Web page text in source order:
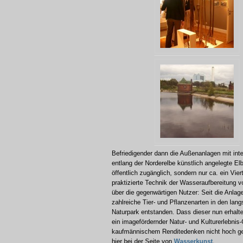
Befriedigender dann die Außenanlagen mit
entlang der Norderelbe künstlich angelegte
öffentlich zugänglich, sondern nur ca. ein
praktizierte Technik der Wasseraufbereitung
über die gegenwärtigen Nutzer: Seit die
zahlreiche Tier- und Pflanzenarten in den
Naturpark entstanden. Dass dieser nun
ein imagefördernder Natur- und
kaufmännischem Renditedenken nicht hoch
hier bei der Seite von Wasserkunst.